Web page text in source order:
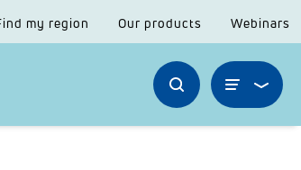
my region Our products Webinars